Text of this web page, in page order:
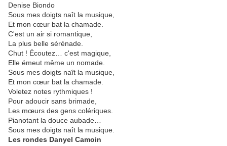
Denise Biondo
Sous mes doigts naît la musique,
Et mon cœur bat la chamade.
C'est un air si romantique,
La plus belle sérénade.
Chut ! Écoutez… c'est magique,
Elle émeut même un nomade.
Sous mes doigts naît la musique,
Et mon cœur bat la chamade.
Voletez notes rythmiques !
Pour adoucir sans brimade,
Les mœurs des gens colériques.
Pianotant la douce aubade…
Sous mes doigts naît la musique.
Les rondes Danyel Camoin